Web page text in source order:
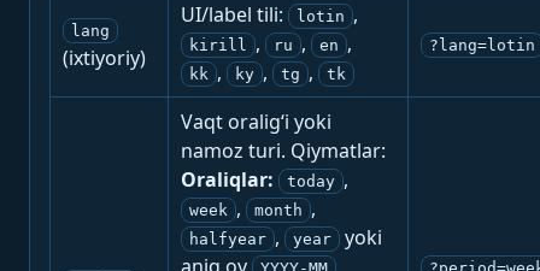
lang
(ixtiyoriy)
UI/label tili: lotin ,
kirill , ru , en ,
kk , ky , tg , tk
?lang=lotin
Vaqt oralig‘i yoki
namoz turi. Qiymatlar:
Oraliqlar:
today ,
week , month ,
halfyear , year
yoki